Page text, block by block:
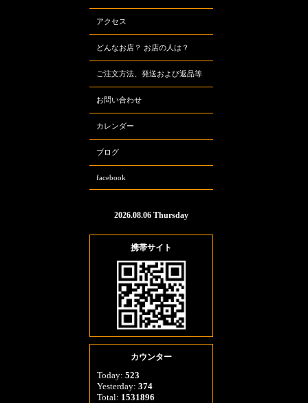
アクセス
どんなお店？ お店の人は？
ご注文方法、発送および返品等
お問い合わせ
カレンダー
ブログ
facebook
2026.08.06 Thursday
携帯サイト
カウンター
Today: 523
Yesterday: 374
Total: 1531896